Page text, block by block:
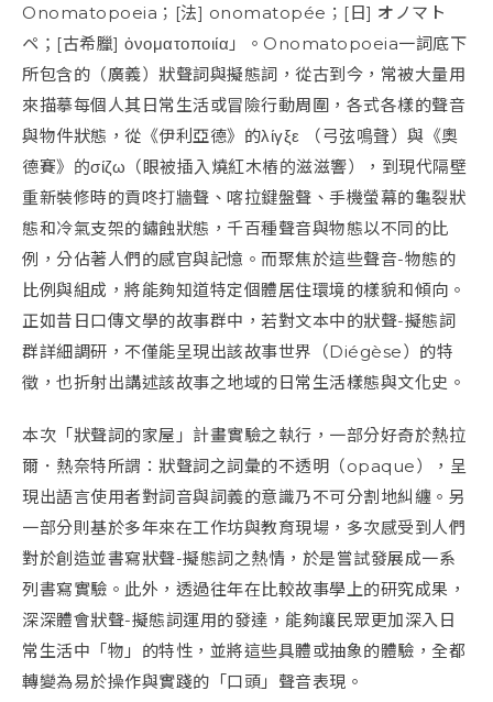
Onomatopoeia；[法] onomatopée；[日] オノマト
ペ ；[古希臘] ὀνοματοποιία 」。 Onomatopoeia一詞底下
所包含的（廣義）狀聲詞與擬態詞， 從古到今，常被大量用
來描摹每個人其日常生活或冒險行動周圍，各式各樣的聲音
與物件狀態，從 《伊利亞德》的λίγξε （弓弦鳴聲）與《奧
德賽》的σίζω（眼被插入燒紅木樁的滋滋響）
，到現代隔壁
重新裝修時的貢咚打牆聲、喀拉鍵盤聲、手機螢幕的龜裂狀
態和冷氣支架的鏽蝕狀態，千百種聲音與物態以不同的比
例，分佔著人們的感官與記憶。而聚焦於這些聲音-物態的
比例與組成，將能夠知道特定個體居住環境的樣貌和傾向。
正如昔日口傳文學的故事群中，若對文本中的狀聲-擬態詞
群詳細調研，不僅能呈現出該故事世界（Diégèse）的特
徵，也折射出講述該故事之地域的日常生活樣態與文化史。
本次「狀聲詞的家屋」計畫實驗之執行，一部分好奇於熱拉
爾 ．熱奈特所謂：狀聲詞之詞彙的不透明（opaque），呈
現出語言使用者對詞音與詞義的意識乃不可分割地糾纏。另
一部分則基於多年來在工作坊與教育現場，多次感受到人們
對於創造並書寫狀聲-擬態詞之熱情，於是嘗試發展成一系
列書寫實驗。此外，透過往年在比較故事學上的研究成果，
深深體會狀聲-擬態詞運用的發達，能夠讓民眾更加深入日
常生活中「物」的特性，並將這些具體或抽象的體驗，全都
轉變為易於操作與實踐的「口頭」聲音表現。